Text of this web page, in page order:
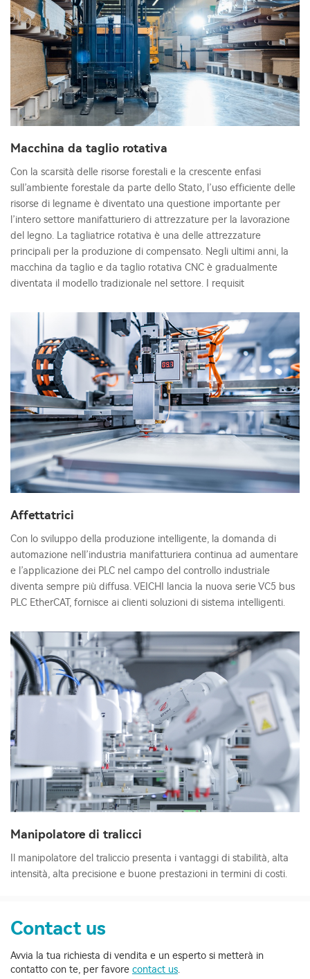
Macchina da taglio rotativa
Con la scarsità delle risorse forestali e la crescente enfasi
sull’ambiente forestale da parte dello Stato, l’uso efficiente delle
risorse di legname è diventato una questione importante per
l’intero settore manifatturiero di attrezzature per la lavorazione
del legno. La tagliatrice rotativa è una delle attrezzature
principali per la produzione di compensato. Negli ultimi anni, la
macchina da taglio e da taglio rotativa CNC è gradualmente
diventata il modello tradizionale nel settore. I requisit
Affettatrici
Con lo sviluppo della produzione intelligente, la domanda di
automazione nell’industria manifatturiera continua ad aumentare
e l’applicazione dei PLC nel campo del controllo industriale
diventa sempre più diffusa. VEICHI lancia la nuova serie VC5 bus
PLC EtherCAT, fornisce ai clienti soluzioni di sistema intelligenti.
Manipolatore di tralicci
Il manipolatore del traliccio presenta i vantaggi di stabilità, alta
intensità, alta precisione e buone prestazioni in termini di costi.
Contact us
Avvia la tua richiesta di vendita e un esperto si metterà in
contatto con te, per favore contact us.